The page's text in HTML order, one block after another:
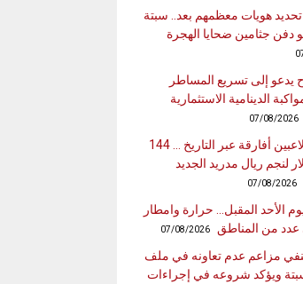
هويات معظمهم بعد.. سبتة
دفن جثامين ضحايا الهجرة
يدعو إلى تسريع المساطر
الدينامية الاستثمارية
07/08/2026
أغلى 10 لاعبين أفارقة عبر التاريخ … 144
لنجم ريال مدريد الجديد
07/08/2026
الأحد المقبل… حرارة وامطار
عدد من المناطق
07/08/2026
مزاعم عدم تعاونه في ملف
ويؤكد شروعه في إجراءات